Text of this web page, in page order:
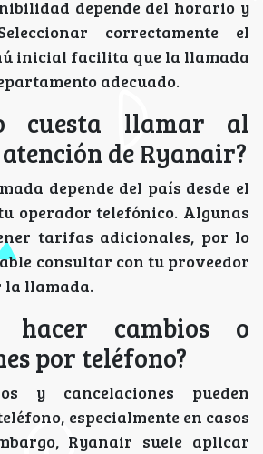
depende del horario y
correctamente el
inicial facilita que la llamada
adecuado.
cuesta llamar al
de Ryanair?
depende del país desde el
operador telefónico. Algunas
tarifas adicionales, por lo
consultar con tu proveedor
la llamada.
hacer cambios o
por teléfono?
y cancelaciones pueden
especialmente en casos
Ryanair suele aplicar